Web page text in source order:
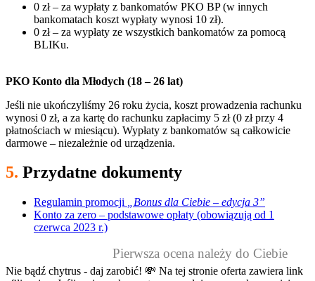
0 zł – za wypłaty z bankomatów PKO BP (w innych
bankomatach koszt wypłaty wynosi 10 zł).
0 zł – za wypłaty ze wszystkich bankomatów za pomocą
BLIKu.
PKO Konto dla Młodych (18 – 26 lat)
Jeśli nie ukończyliśmy 26 roku życia, koszt prowadzenia rachunku
wynosi 0 zł, a za kartę do rachunku zapłacimy 5 zł (0 zł przy 4
płatnościach w miesiącu). Wypłaty z bankomatów są całkowicie
darmowe – niezależnie od urządzenia.
5. Przydatne dokumenty
Regulamin promocji
„Bonus dla Ciebie – edycja 3”
Konto za zero – podstawowe opłaty (obowiązują od 1
czerwca 2023 r.)
Pierwsza ocena należy do Ciebie
Nie bądź chytrus - daj zarobić! 💸 Na tej stronie oferta zawiera link